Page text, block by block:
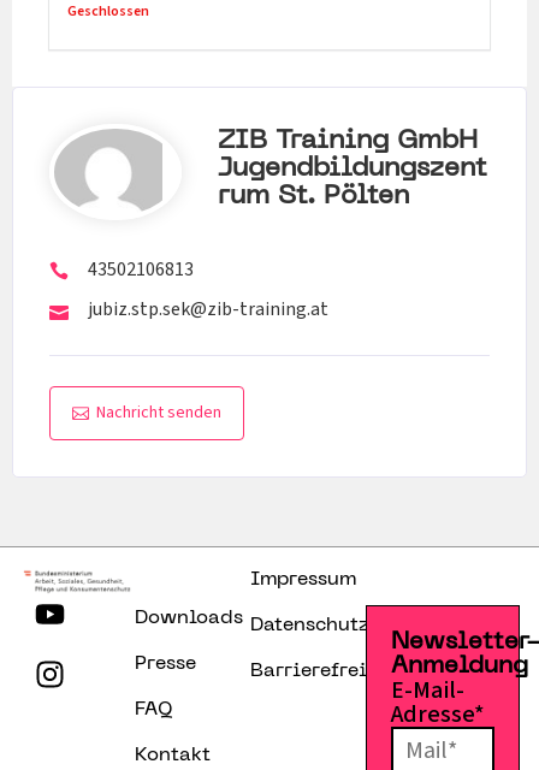
Geschlossen
ZIB Training GmbH
Jugendbildungszent
Rum St. Pölten
43502106813
jubiz.stp.sek@zib-training.at
Nachricht senden
Downloads
Presse
FAQ
Kontakt
Impressum
Datenschutzerklärung
Barrierefreiheitserklärung
Anmeldung
E-Mail-
Adresse*